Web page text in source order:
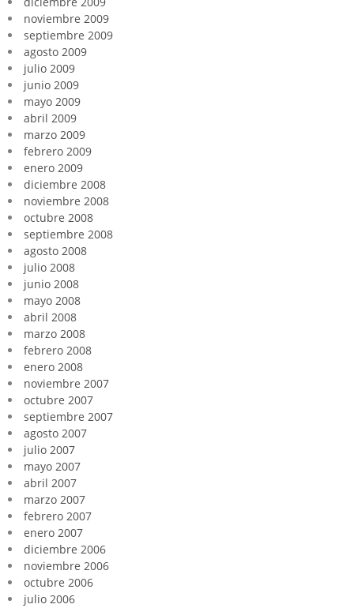
noviembre 2009
septiembre 2009
agosto 2009
julio 2009
junio 2009
mayo 2009
abril 2009
marzo 2009
febrero 2009
enero 2009
diciembre 2008
noviembre 2008
octubre 2008
septiembre 2008
agosto 2008
julio 2008
junio 2008
mayo 2008
abril 2008
marzo 2008
febrero 2008
enero 2008
noviembre 2007
octubre 2007
septiembre 2007
agosto 2007
julio 2007
mayo 2007
abril 2007
marzo 2007
febrero 2007
enero 2007
diciembre 2006
noviembre 2006
octubre 2006
julio 2006